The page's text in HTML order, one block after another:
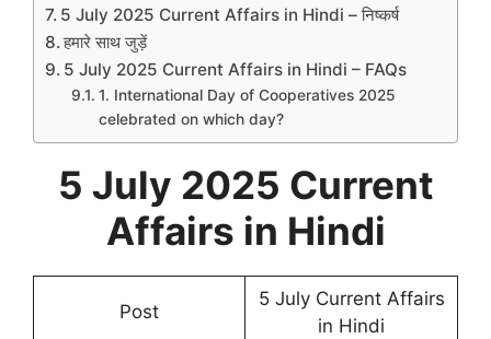
5 July 2025 Current Affairs in Hindi – निष्कर्ष
हमारे साथ जुड़ें
5 July 2025 Current Affairs in Hindi – FAQs
1. International Day of Cooperatives 2025
celebrated on which day?
5 July 2025 Current
Affairs in Hindi
Post
5 July Current Affairs
in Hindi